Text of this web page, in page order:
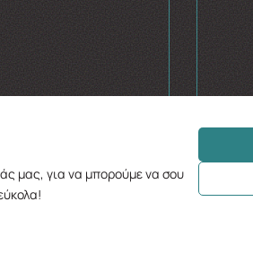
μας, για να μπορούμε να σου